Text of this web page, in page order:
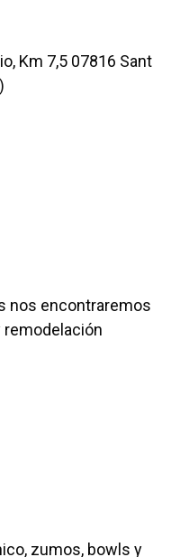
Km 7,5 07816 Sant
nos encontraremos
zumos, bowls y